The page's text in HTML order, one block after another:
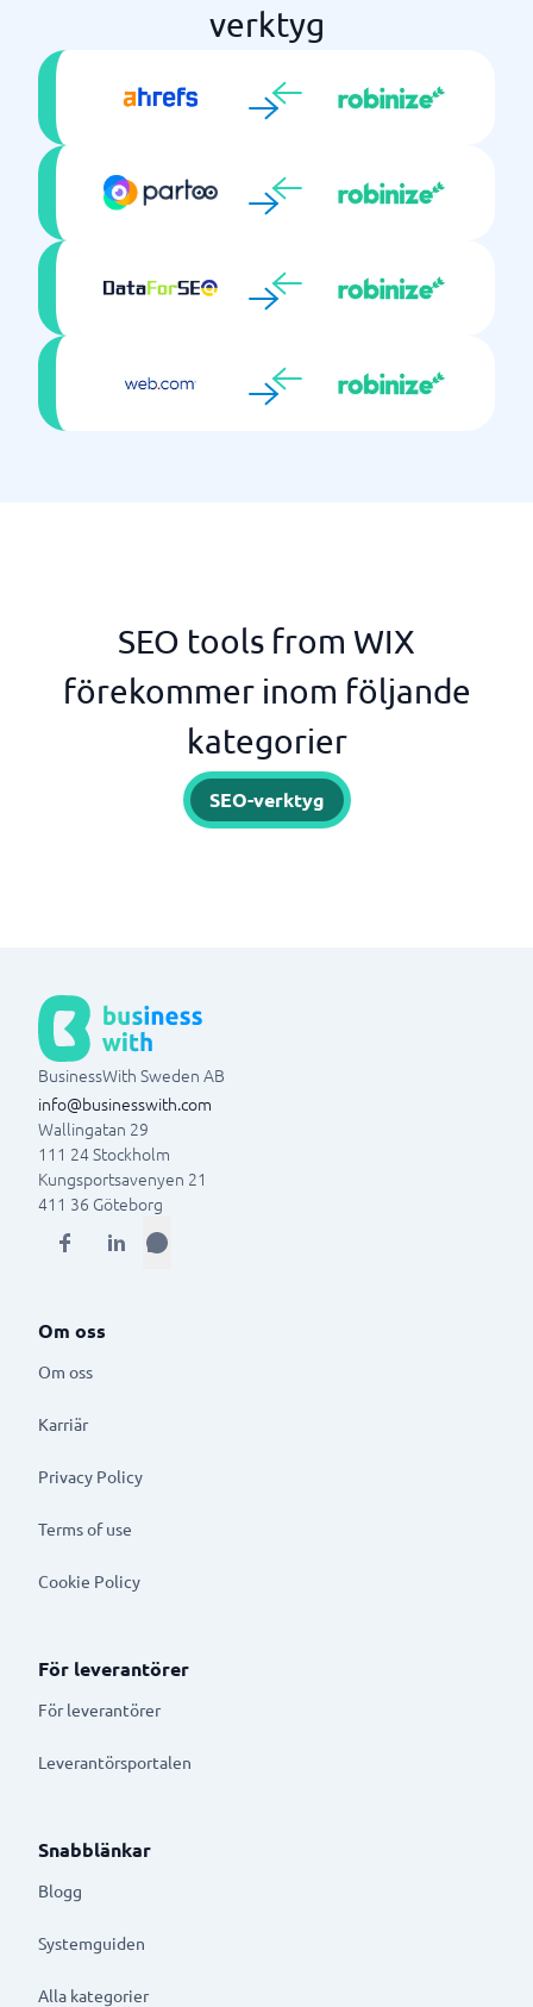
verktyg
SEO tools from WIX
förekommer inom följande
kategorier
SEO-verktyg
BusinessWith Sweden AB
info@businesswith.com
Wallingatan 29
111 24Stockholm
Kungsportsavenyen 21
411 36 Göteborg
Om oss
Om oss
Karriär
Privacy Policy
Terms of use
Cookie Policy
För leverantörer
För leverantörer
Leverantörsportalen
Snabblänkar
Blogg
Systemguiden
Alla kategorier